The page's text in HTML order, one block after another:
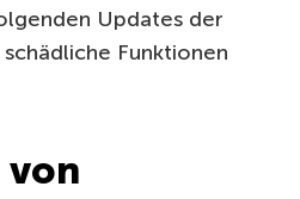
Updates der
Funktionen